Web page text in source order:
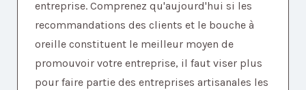
entreprise. Comprenez qu'aujourd'hui si les
recommandations des clients et le bouche à
oreille constituent le meilleur moyen de
promouvoir votre entreprise, il faut viser plus
pour faire partie des entreprises artisanales les